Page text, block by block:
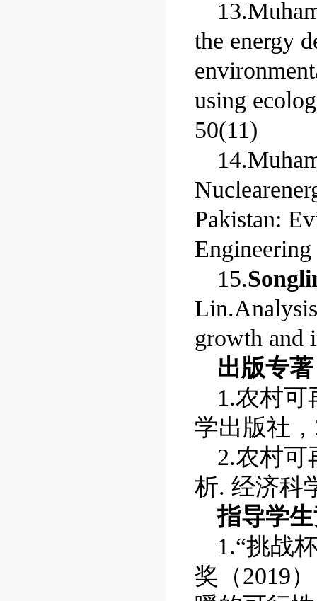
13
the energy
using
50(11)
Pakistan:
15.
Lin.
growth and
出版专
1.农村可
学出版社，
2.农村可
析. 经济科
指导学
1.“挑战
奖（2019